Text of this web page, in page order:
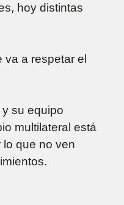
hoy distintas
a respetar el
su equipo
multilateral está
que no ven